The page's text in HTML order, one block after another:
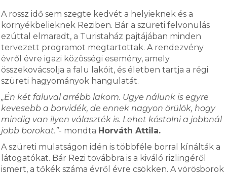
A rossz idő sem szegte kedvét a helyieknek és a
környékbelieknek Reziben. Bár a szüreti felvonulás
ezúttal elmaradt, a Turistaház pajtájában minden
tervezett programot megtartottak. A rendezvény
évről évre igazi közösségi esemény, amely
összekovácsolja a falu lakóit, és életben tartja a régi
szüreti hagyományok hangulatát.
„Én két faluval arrébb lakom. Ugye nálunk is egyre
kevesebb a borvidék, de ennek nagyon örülök, hogy
mindig van ilyen választék is. Lehet kóstolni a jobbnál
jobb borokat.”- mondta Horváth Attila.
A szüreti mulatságon idén is többféle borral kínálták a
látogatókat. Bár Rezi továbbra is a kiváló rizlingéről
ismert, a tőkék száma évről évre csökken. A vörösborok